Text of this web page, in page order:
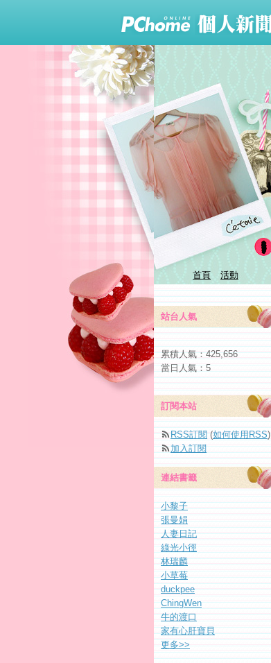
首頁 活動
站台人氣
累積人氣：425,656
當日人氣：5
訂閱本站
RSS訂閱(如何使用RSS)
加入訂閱
連結書籤
小黎子
張曼娟
人妻日記
綠光小徑
林瑞麟
小草莓
duckpee
ChingWen
牛的渡口
家有心肝寶貝
更多>>